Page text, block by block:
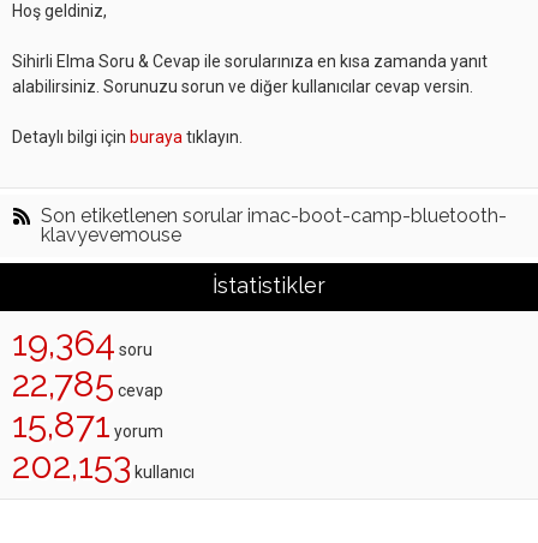
Hoş geldiniz,
Sihirli Elma Soru & Cevap ile sorularınıza en kısa zamanda yanıt
alabilirsiniz. Sorunuzu sorun ve diğer kullanıcılar cevap versin.
Detaylı bilgi için buraya tıklayın.
Son etiketlenen sorular imac-boot-camp-bluetooth-
klavyevemouse
İstatistikler
19,364 soru
22,785 cevap
15,871 yorum
202,153 kullanıcı